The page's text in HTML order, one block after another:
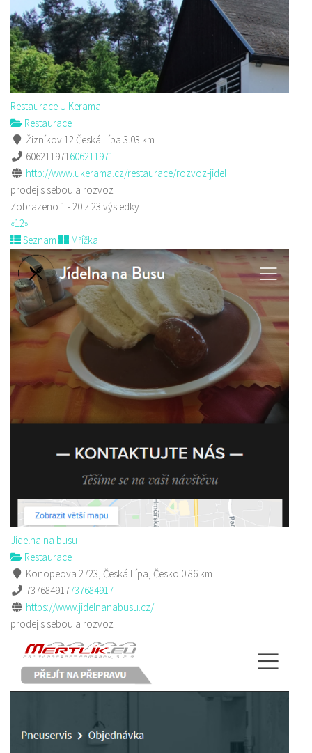
Restaurace U Kerama
Restaurace
Žizníkov 12 Česká Lípa 3.03 km
606211971606211971
http://www.ukerama.cz/restaurace/rozvoz-jidel
prodej s sebou a rozvoz
Zobrazeno 1 - 20 z 23 výsledky
«12»
Seznam
Mřížka
Jídelna na busu
Restaurace
Konopeova 2723, Česká Lípa, Česko 0.86 km
737684917737684917
https://www.jidelnanabusu.cz/
prodej s sebou a rozvoz